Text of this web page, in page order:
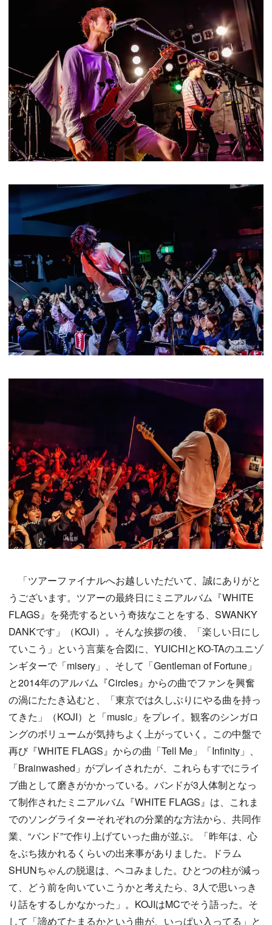
「ツアーファイナルへお越しいただいて、誠にありがと
うございます。ツアーの最終日にミニアルバム『WHITE
FLAGS』を発売するという奇抜なことをする、SWANKY
DANKです」（KOJI）。そんな挨拶の後、「楽しい日にし
ていこう」という言葉を合図に、YUICHIとKO-TAのユニゾ
ンギターで「misery」、そして「Gentleman of Fortune」
と2014年のアルバム『Circles』からの曲でファンを興奮
の渦にたたき込むと、「東京では久しぶりにやる曲を持っ
てきた」（KOJI）と「music」をプレイ。観客のシンガロ
ングのボリュームが気持ちよく上がっていく。この中盤で
再び『WHITE FLAGS』からの曲「Tell Me」「Infinity」、
「Brainwashed」がプレイされたが、これらもすでにライ
ブ曲として磨きがかかっている。バンドが3人体制となっ
て制作されたミニアルバム『WHITE FLAGS』は、これま
でのソングライターそれぞれの分業的な方法から、共同作
業、“バンド”で作り上げていった曲が並ぶ。「昨年は、心
をぶち抜かれるくらいの出来事がありました。ドラム
SHUNちゃんの脱退は、ヘコみました。ひとつの柱が減っ
て、どう前を向いていこうかと考えたら、3人で思いっき
り話をするしかなかった」。KOJIはMCでそう語った。そ
して「諦めてたまるかという曲が、いっぱい入ってる」と